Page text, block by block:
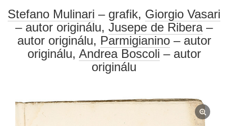
Stefano Mulinari – grafik, Giorgio Vasari
– autor originálu, Jusepe de Ribera–
autor originálu, Parmigianino– autor
originálu, Andrea Boscoli – autor
originálu